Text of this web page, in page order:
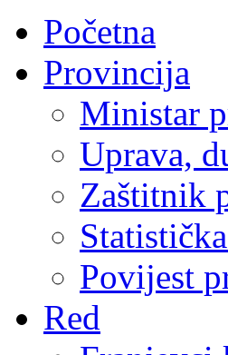
Početna
Provincija
Ministar
Uprava,
Zaštitnik
Povijest
Red